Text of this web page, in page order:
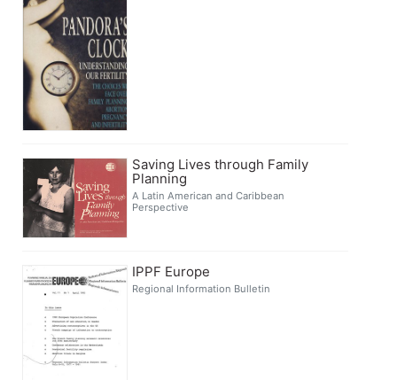
Saving Lives through Family
Planning
A Latin American and Caribbean
Perspective
IPPF Europe
Regional Information Bulletin